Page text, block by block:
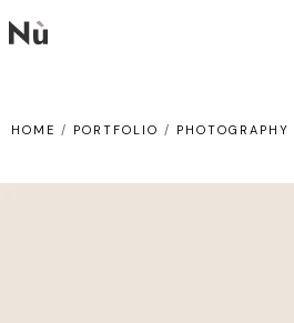
HOME / PORTFOLIO / PHOTOGRAPHY